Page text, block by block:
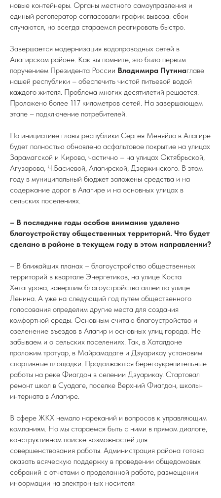
новые контейнеры. Органы местного самоуправления и
единый регоператор согласовали график вывоза: сбои
случаются, но всегда стараемся реагировать быстро.
Завершается модернизация водопроводных сетей в
Алагирском районе. Как вы помните, это было первым
поручением Президента России Владимира Путинаглаве
нашей республики – обеспечить чистой питьевой водой
каждого жителя. Проблема многих десятилетий решается.
Проложено более 117 километров сетей. На завершающем
этапе – подключение потребителей.
По инициативе главы республики Сергея Меняйло в Алагире
будет полностью обновлено асфальтовое покрытие на улицах
Зарамагской и Кирова, частично – на улицах Октябрьской,
Агузарова, Ч.Басиевой, Алагирской, Дзержинского. В этом
году в муниципальный бюджет заложены средства и на
содержание дорог в Алагире и на основных улицах в
сельских поселениях.
– В последние годы особое внимание уделено
благоустройству общественных территорий. Что будет
сделано в районе в текущем году в этом направлении?
– В ближайших планах – благоустройство общественных
территорий в квартале Энергетиков, на улице Коста
Хетагурова, завершим благоустройство аллеи по улице
Ленина. А уже на следующий год путем общественного
голосования определим другие места для создания
комфортной среды. Основным считаю благоустройство и
озеленение въездов в Алагир и основных улиц города. Не
забываем и о сельских поселениях. Так, в Хаталдоне
проложим тротуар, в Майрамадаге и Дзуарикау установим
спортивные площадки. Продолжаются берегоукрепительные
работы на реке Фиагдон в селении Дзуарикау. Стартовал
ремонт школ в Суадаге, поселке Верхний Фиагдон, школы-
интерната в Алагире.
В сфере ЖКХ немало нареканий и вопросов к управляющим
компаниям. Но мы стараемся быть с ними в прямом диалоге,
конструктивном поиске возможностей для
совершенствования работы. Администрация района готова
оказать всяческую поддержку в проведении общедомовых
собраний с отчетами о проделанной работе, размещении
информации на электронных носителя